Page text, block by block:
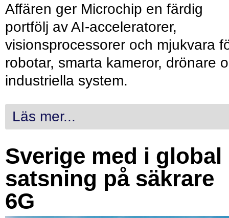
Affären ger Microchip en färdig
portfölj av AI-acceleratorer,
visionsprocessorer och mjukvara
robotar, smarta kameror, drönare
industriella system.
Läs mer...
Sverige med i global
satsning på säkrare
6G